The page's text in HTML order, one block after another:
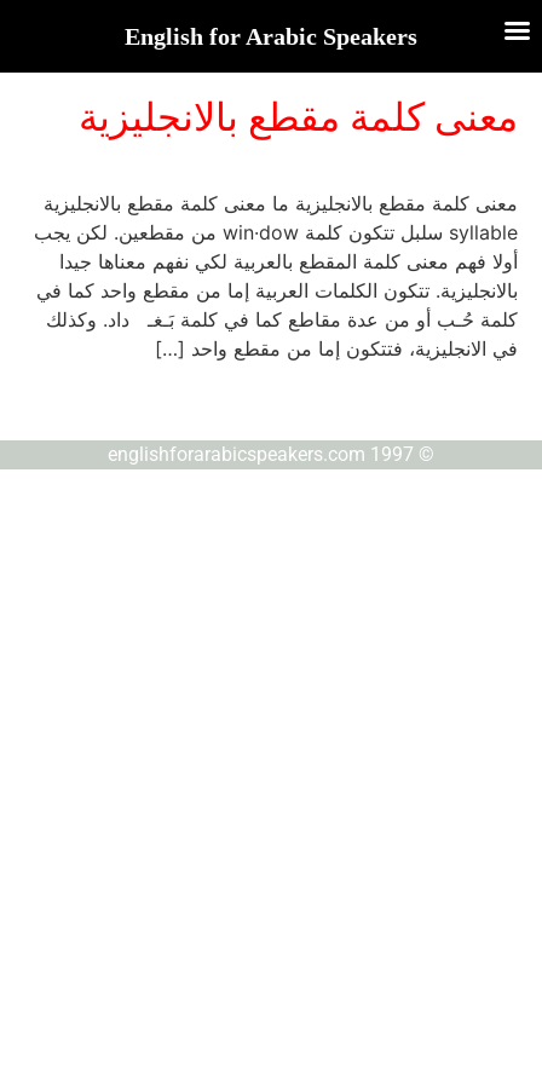
معنى كلمة مقطع بالانجليزية
معنى كلمة مقطع بالانجليزية ما معنى كلمة مقطع بالانجليزية
syllable سلبل تتكون كلمة win·dow من مقطعين. لكن يجب
أولا فهم معنى كلمة المقطع بالعربية لكي نفهم معناها جيدا
بالانجليزية. تتكون الكلمات العربية إما من مقطع واحد كما في
كلمة حُـب أو من عدة مقاطع كما في كلمة بَـغـ داد. وكذلك
في الانجليزية، فتتكون إما من مقطع واحد […]
© englishforarabicspeakers.com 1997
English for Arabic Speakers